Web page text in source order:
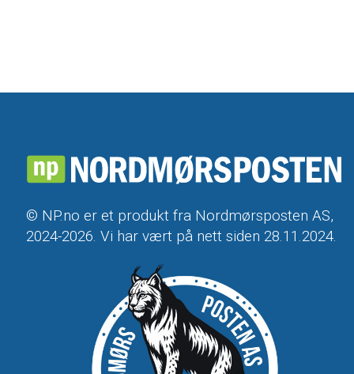
© NP.no er et produkt fra Nordmørsposten AS,
2024-2026. Vi har vært på nett siden 28.11.2024.